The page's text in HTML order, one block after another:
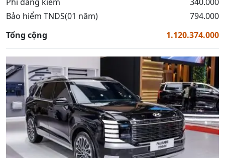
Bảo hiểm TNDS(01 năm)
794.000
Tổng cộng
1.120.374.000